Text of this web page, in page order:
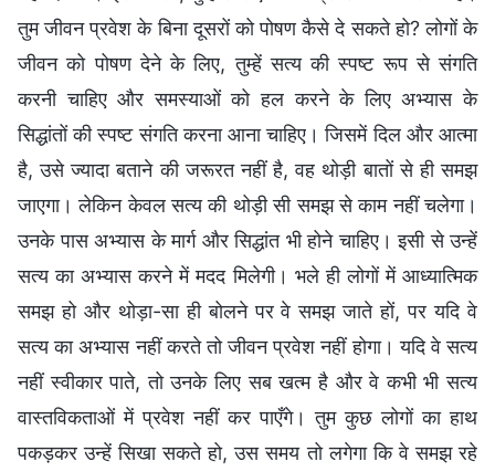
तुम जीवन प्रवेश के बिना दूसरों को पोषण कैसे दे सकते हो? लोगों के
जीवन को पोषण देने के लिए, तुम्हें सत्य की स्पष्ट रूप से संगति
करनी चाहिए और समस्याओं को हल करने के लिए अभ्यास के
सिद्धांतों की स्पष्ट संगति करना आना चाहिए। जिसमें दिल और आत्मा
है, उसे ज्यादा बताने की जरूरत नहीं है, वह थोड़ी बातों से ही समझ
जाएगा। लेकिन केवल सत्य की थोड़ी सी समझ से काम नहीं चलेगा।
उनके पास अभ्यास के मार्ग और सिद्धांत भी होने चाहिए। इसी से उन्हें
सत्य का अभ्यास करने में मदद मिलेगी। भले ही लोगों में आध्यात्मिक
समझ हो और थोड़ा-सा ही बोलने पर वे समझ जाते हों, पर यदि वे
सत्य का अभ्यास नहीं करते तो जीवन प्रवेश नहीं होगा। यदि वे सत्य
नहीं स्वीकार पाते, तो उनके लिए सब खत्म है और वे कभी भी सत्य
वास्तविकताओं में प्रवेश नहीं कर पाएँगे। तुम कुछ लोगों का हाथ
पकड़कर उन्हें सिखा सकते हो, उस समय तो लगेगा कि वे समझ रहे